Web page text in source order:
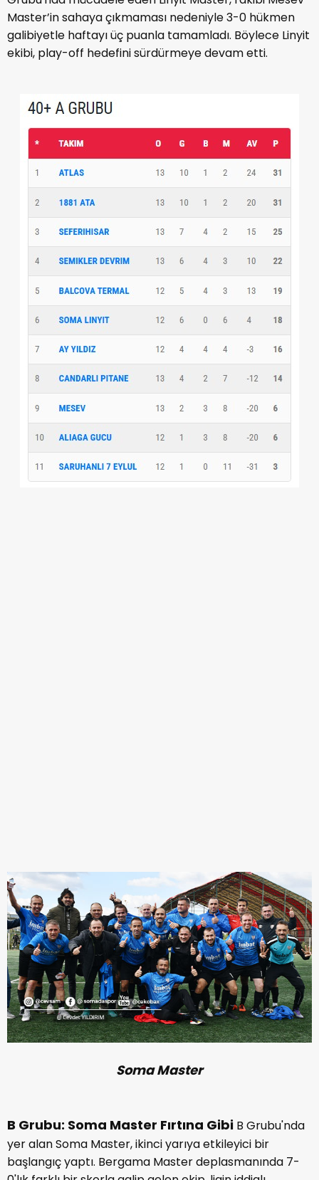
Master’in sahaya çıkmaması nedeniyle 3-0 hükmen
galibiyetle haftayı üç puanla tamamladı. Böylece Linyit
ekibi, play-off hedefini sürdürmeye devam etti.
Soma Master
B Grubu: Soma Master Fırtına Gibi B Grubu'nda
yer alan Soma Master, ikinci yarıya etkileyici bir
başlangıç yaptı. Bergama Master deplasmanında 7-